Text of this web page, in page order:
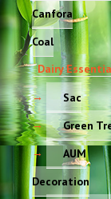
Canfora
Coal
Dairy
Sac
Green
AUM
Decoration